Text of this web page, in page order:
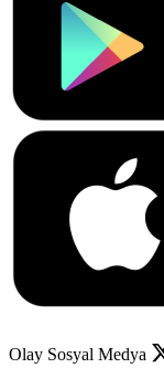
Olay Sosyal Medya